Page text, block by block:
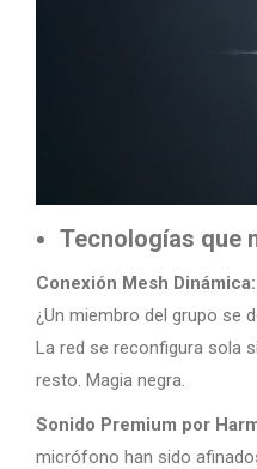
Tecnologías que
Conexión Mesh Dinámica:
¿Un miembro del grupo se
La red se reconfigura sola
resto. Magia negra.
Sonido Premium por
micrófono han sido